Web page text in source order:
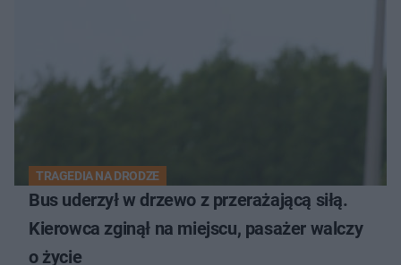
TRAGEDIA NA DRODZE
Bus uderzył w drzewo z przerażającą siłą.
Kierowca zginął na miejscu, pasażer walczy
o życie